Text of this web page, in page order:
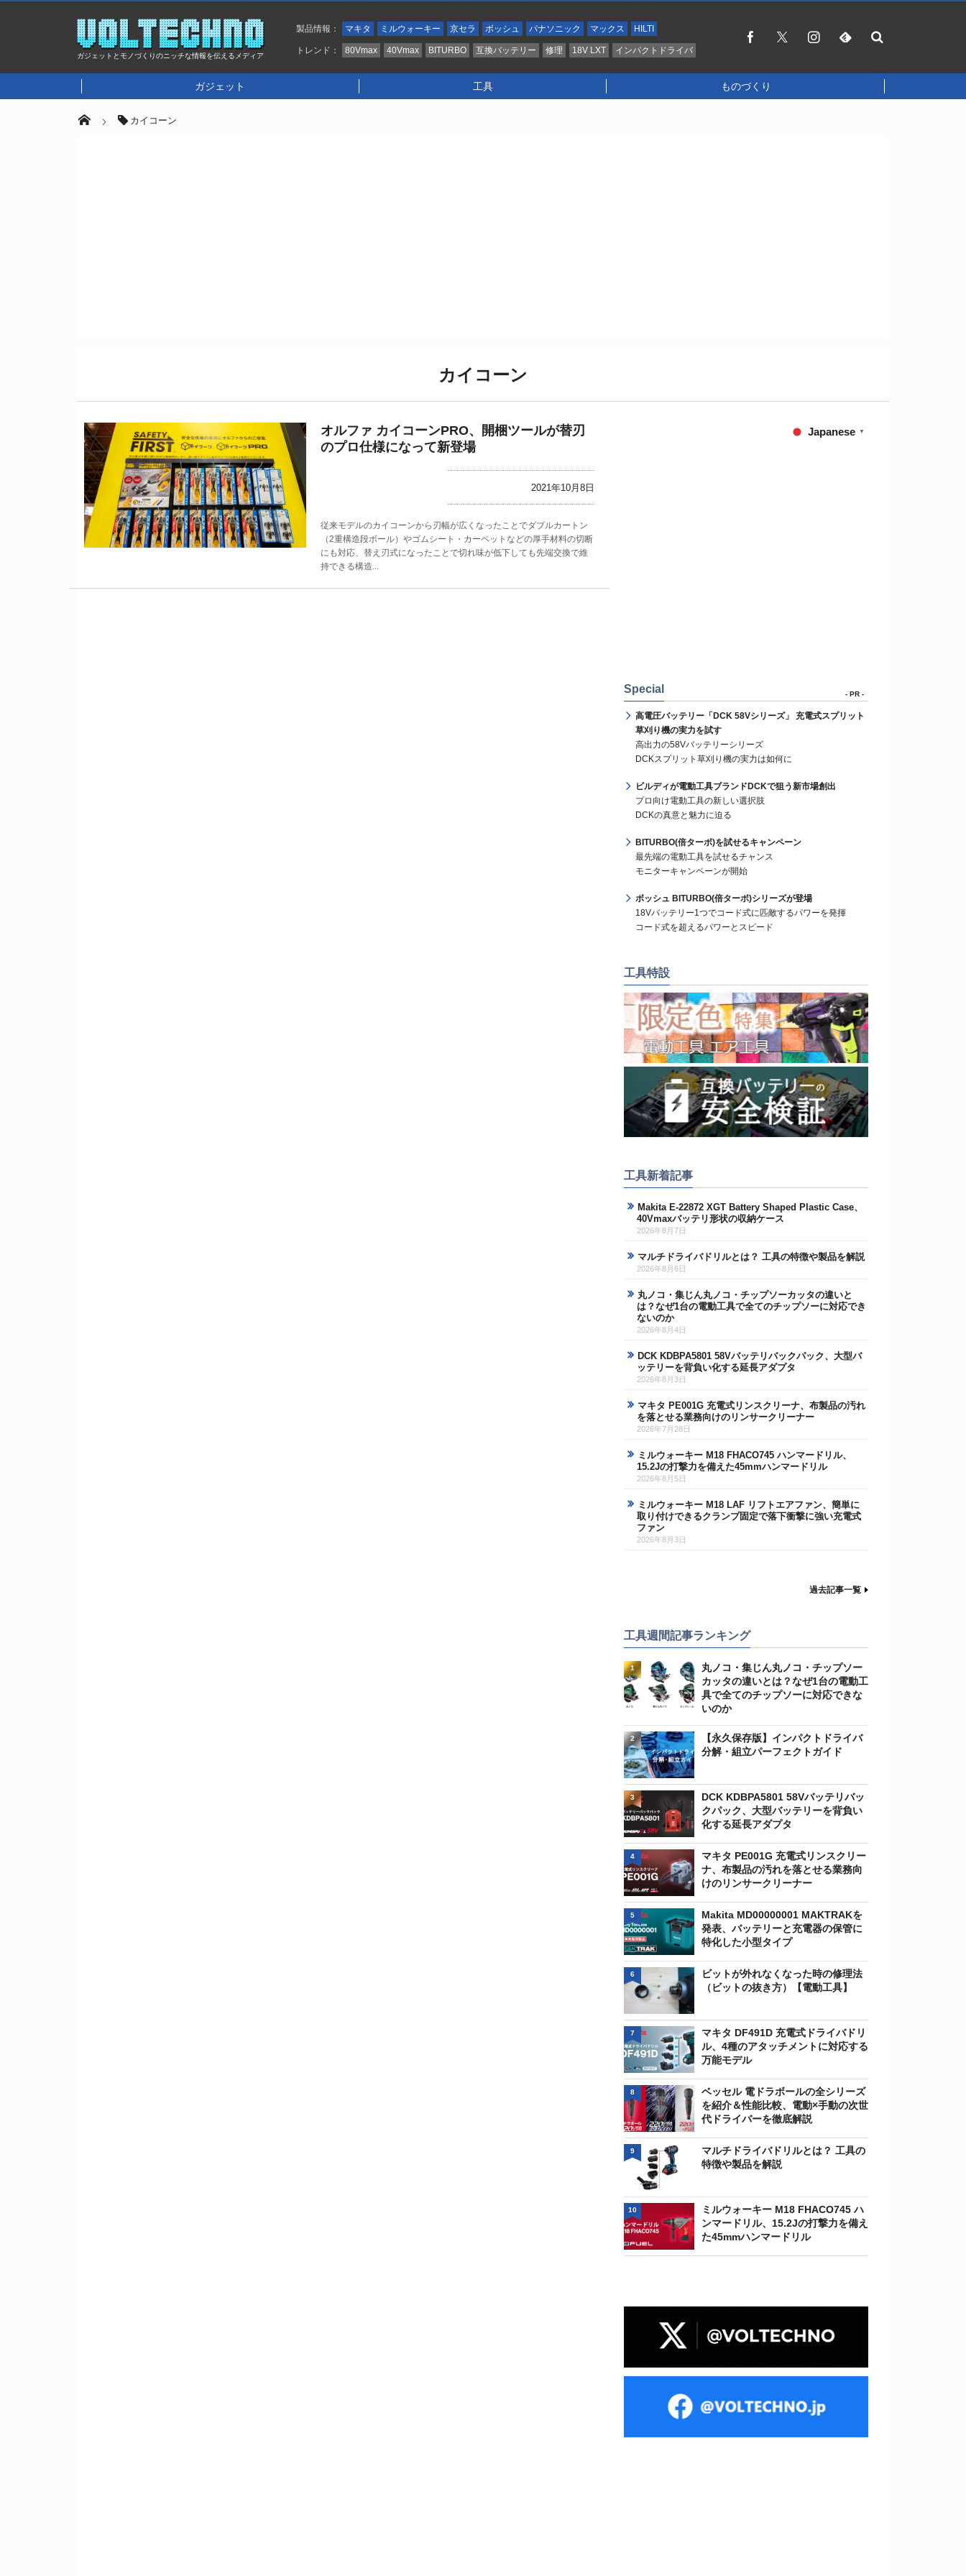
ガジェットとモノづくりのニッチな情報を伝えるメディア
製品情報： マキタ ミルウォーキー 京セラ ボッシュ パナソニック マックス HILTI
トレンド： 80Vmax 40Vmax BITURBO 互換バッテリー 修理 18V LXT インパクトドライバ
ガジェット 工具 ものづくり
カイコーン
カイコーン
オルファ カイコーンPRO、開梱ツールが替刃
のプロ仕様になって新登場
2021年10月8日
従来モデルのカイコーンから刃幅が広くなったことでダブルカートン
（2重構造段ボール）やゴムシート・カーペットなどの厚手材料の切断
にも対応、替え刃式になったことで切れ味が低下しても先端交換で維
持できる構造...
Japanese ▼
Special - PR -
高電圧バッテリー「DCK 58Vシリーズ」 充電式スプリット
草刈り機の実力を試す
高出力の58Vバッテリーシリーズ
DCKスプリット草刈り機の実力は如何に
ビルディが電動工具ブランドDCKで狙う新市場創出
プロ向け電動工具の新しい選択肢
DCKの真意と魅力に迫る
BITURBO(倍ターボ)を試せるキャンペーン
最先端の電動工具を試せるチャンス
モニターキャンペーンが開始
ボッシュ BITURBO(倍ターボ)シリーズが登場
18Vバッテリー1つでコード式に匹敵するパワーを発揮
コード式を超えるパワーとスピード
工具特設
工具新着記事
Makita E-22872 XGT Battery Shaped Plastic Case、
40Vmaxバッテリ形状の収納ケース
2026年8月7日
マルチドライバドリルとは？ 工具の特徴や製品を解説
2026年8月6日
丸ノコ・集じん丸ノコ・チップソーカッタの違いと
は？なぜ1台の電動工具で全てのチップソーに対応でき
ないのか
2026年8月4日
DCK KDBPA5801 58Vバッテリバックパック、大型バ
ッテリーを背負い化する延長アダプタ
2026年8月3日
マキタ PE001G 充電式リンスクリーナ、布製品の汚れ
を落とせる業務向けのリンサークリーナー
2026年7月28日
ミルウォーキー M18 FHACO745 ハンマードリル、
15.2Jの打撃力を備えた45mmハンマードリル
2026年8月5日
ミルウォーキー M18 LAF リフトエアファン、簡単に
取り付けできるクランプ固定で落下衝撃に強い充電式
ファン
2026年8月3日
過去記事一覧
工具週間記事ランキング
丸ノコ・集じん丸ノコ・チップソー
カッタの違いとは？なぜ1台の電動工
具で全てのチップソーに対応できな
いのか
1
【永久保存版】インパクトドライバ
分解・組立パーフェクトガイド
2
DCK KDBPA5801 58Vバッテリバッ
クパック、大型バッテリーを背負い
化する延長アダプタ
3
マキタ PE001G 充電式リンスクリー
ナ、布製品の汚れを落とせる業務向
けのリンサークリーナー
4
Makita MD00000001 MAKTRAKを
発表、バッテリーと充電器の保管に
特化した小型タイプ
5
ビットが外れなくなった時の修理法
（ビットの抜き方）【電動工具】
6
マキタ DF491D 充電式ドライバドリ
ル、4種のアタッチメントに対応する
万能モデル
7
ベッセル 電ドラボールの全シリーズ
を紹介＆性能比較、電動×手動の次世
代ドライバーを徹底解説
8
マルチドライバドリルとは？ 工具の
特徴や製品を解説
9
ミルウォーキー M18 FHACO745 ハ
ンマードリル、15.2Jの打撃力を備え
た45mmハンマードリル
10